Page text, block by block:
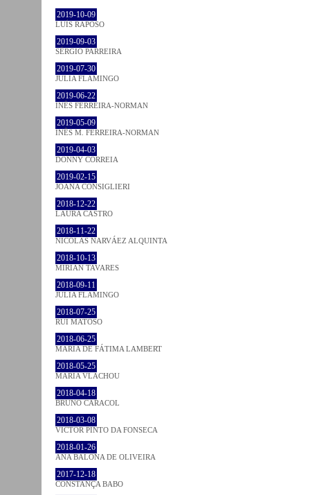
2019-10-09
LUÍS RAPOSO
2019-09-03
SÉRGIO PARREIRA
2019-07-30
JULIA FLAMINGO
2019-06-22
INÊS FERREIRA-NORMAN
2019-05-09
INÊS M. FERREIRA-NORMAN
2019-04-03
DONNY CORREIA
2019-02-15
JOANA CONSIGLIERI
2018-12-22
LAURA CASTRO
2018-11-22
NICOLÁS NARVÁEZ ALQUINTA
2018-10-13
MIRIAN TAVARES
2018-09-11
JULIA FLAMINGO
2018-07-25
RUI MATOSO
2018-06-25
MARIA DE FÁTIMA LAMBERT
2018-05-25
MARIA VLACHOU
2018-04-18
BRUNO CARACOL
2018-03-08
VICTOR PINTO DA FONSECA
2018-01-26
ANA BALONA DE OLIVEIRA
2017-12-18
CONSTANÇA BABO